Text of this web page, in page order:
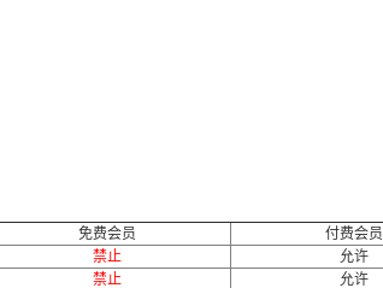
免费会员
付费会员
禁止
允许
禁止
允许